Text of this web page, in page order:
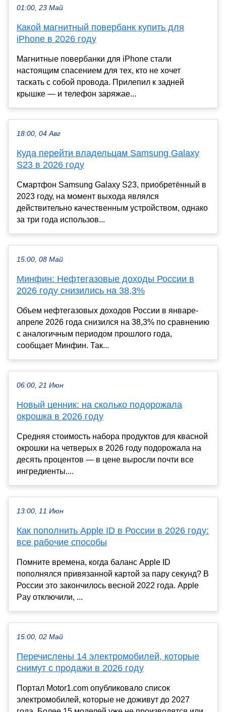
01:00, 23 Май
Какой магнитный повербанк купить для
iPhone в 2026 году
Магнитные повербанки для iPhone стали
настоящим спасением для тех, кто не хочет
таскать с собой провода. Прилепил к задней
крышке — и телефон заряжае...
18:00, 04 Авг
Куда перейти владельцам Samsung Galaxy
S23 в 2026 году
Смартфон Samsung Galaxy S23, приобретённый в
2023 году, на момент выхода являлся
действительно качественным устройством, однако
за три года использов...
15:00, 08 Май
Минфин: Нефтегазовые доходы России в
2026 году снизились на 38,3%
Объем нефтегазовых доходов России в январе-
апреле 2026 года снизился на 38,3% по сравнению
с аналогичным периодом прошлого года,
сообщает Минфин. Так...
06:00, 21 Июн
Новый ценник: на сколько подорожала
окрошка в 2026 году
Средняя стоимость набора продуктов для квасной
окрошки на четверых в 2026 году подорожала на
десять процентов — в цене выросли почти все
ингредиенты....
13:00, 11 Июн
Как пополнить Apple ID в России в 2026 году:
все рабочие способы
Помните времена, когда баланс Apple ID
пополнялся привязанной картой за пару секунд? В
России это закончилось весной 2022 года. Apple
Pay отключили, ...
15:00, 02 Май
Перечислены 14 электромобилей, которые
снимут с продажи в 2026 году
Портал Motor1.com опубликовало список
электромобилей, которые не доживут до 2027